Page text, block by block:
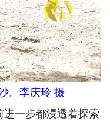
。李庆玲 摄
一步都浸透着探索